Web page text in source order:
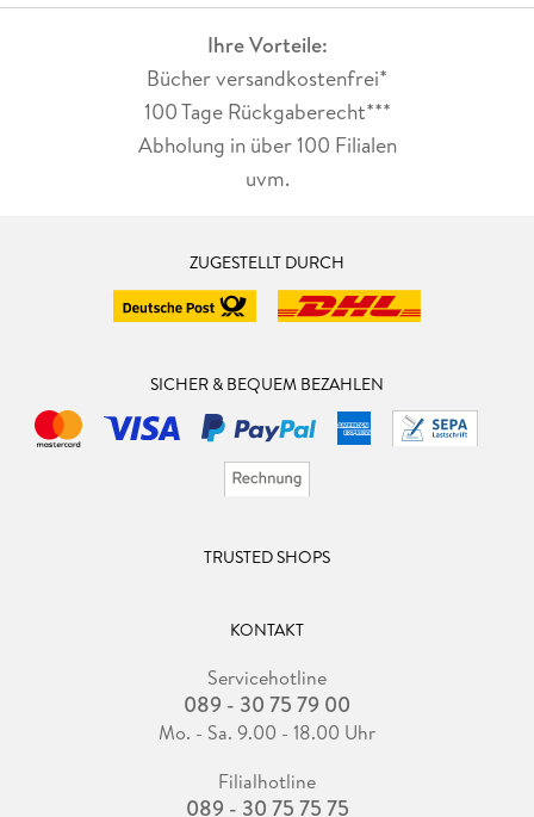
Ihre Vorteile:
Bücher versandkostenfrei*
100 Tage Rückgaberecht***
Abholung in über 100 Filialen
uvm.
ZUGESTELLT DURCH
SICHER & BEQUEM BEZAHLEN
TRUSTED SHOPS
KONTAKT
Servicehotline
089 - 30 75 79 00
Mo. - Sa. 9.00 - 18.00 Uhr
Filialhotline
089 - 30 75 75 75